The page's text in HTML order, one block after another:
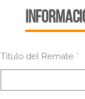
Titulo del Remate